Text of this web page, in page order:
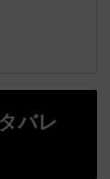
バレ